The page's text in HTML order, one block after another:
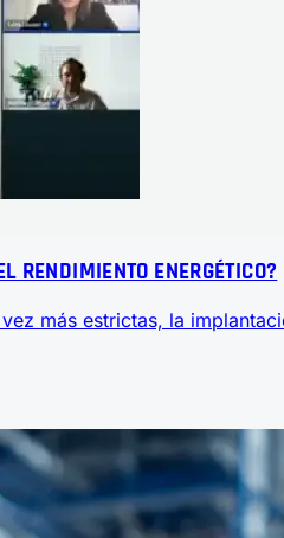
RENDIMIENTO ENERGÉTICO?
más estrictas, la